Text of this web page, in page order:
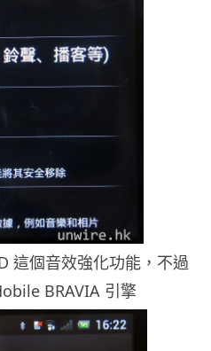
這個音效強化功能，不過
BRAVIA 引擎